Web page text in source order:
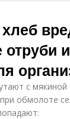
отруби
с
обмолоте